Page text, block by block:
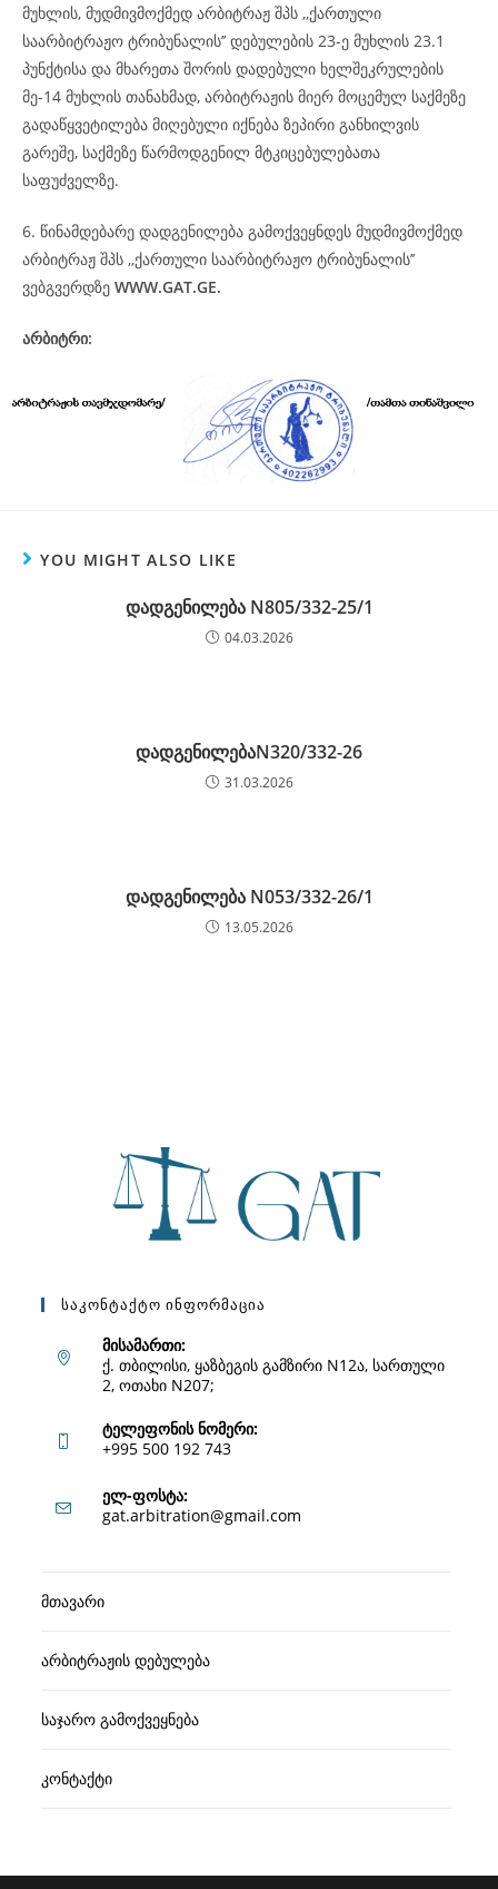
მუხლის, მუდმივმოქმედ არბიტრაჟ შპს ,,ქართული
საარბიტრაჟო ტრიბუნალის’’ დებულების 23-ე მუხლის 23.1
პუნქტისა და მხარეთა შორის დადებული ხელშეკრულების
მე-14 მუხლის თანახმად, არბიტრაჟის მიერ მოცემულ საქმეზე
გადაწყვეტილება მიღებული იქნება ზეპირი განხილვის
გარეშე, საქმეზე წარმოდგენილ მტკიცებულებათა
საფუძველზე.
6. წინამდებარე დადგენილება გამოქვეყნდეს მუდმივმოქმედ
არბიტრაჟ შპს ,,ქართული საარბიტრაჟო ტრიბუნალის’’
ვებგვერდზე WWW.GAT.GE.
არბიტრი:
YOU MIGHT ALSO LIKE
დადგენილება N805/332-25/1
04.03.2026
დადგენილებაN320/332-26
31.03.2026
დადგენილება N053/332-26/1
13.05.2026
Საკონტაქტო Ინფორმაცია
მისამართი:
ქ. თბილისი, ყაზბეგის გამზირი N12ა, სართული
2, ოთახი N207;
ტელეფონის ნომერი:
+995 500 192 743
in
application
ელ-ფოსტა:
gat.arbitration@gmail.com
მთავარი
არბიტრაჟის დებულება
საჯარო გამოქვეყნება
კონტაქტი